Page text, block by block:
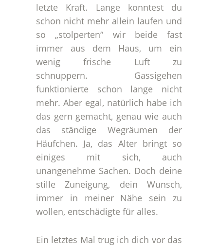
letzte Kraft. Lange konntest du
schon nicht mehr allein laufen und
so „stolperten“ wir beide fast
immer aus dem Haus, um ein
wenig frische Luft zu
schnuppern. Gassigehen
funktionierte schon lange nicht
mehr. Aber egal, natürlich habe ich
das gern gemacht, genau wie auch
das ständige Wegräumen der
Häufchen. Ja, das Alter bringt so
einiges mit sich, auch
unangenehme Sachen. Doch deine
stille Zuneigung, dein Wunsch,
immer in meiner Nähe sein zu
wollen, entschädigte für alles.
Ein letztes Mal trug ich dich vor das